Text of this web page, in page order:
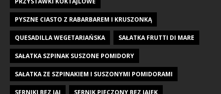
PYSZNE CIASTO Z RABARBAREM I KRUSZONKĄ
QUESADILLA WEGETARIAŃSKA SAŁATKA FRUTTI DI MARE
SAŁATKA SZPINAK SUSZONE POMIDORY
SAŁATKA ZE SZPINAKIEM I SUSZONYMI POMIDORAMI
SERNIKI BEZ JAJ SERNIK PIECZONY BEZ JAJEK